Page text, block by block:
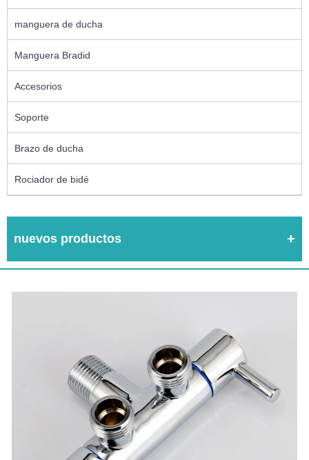
manguera de ducha
Manguera Bradid
Accesorios
Soporte
Brazo de ducha
Rociador de bidé
nuevos productos